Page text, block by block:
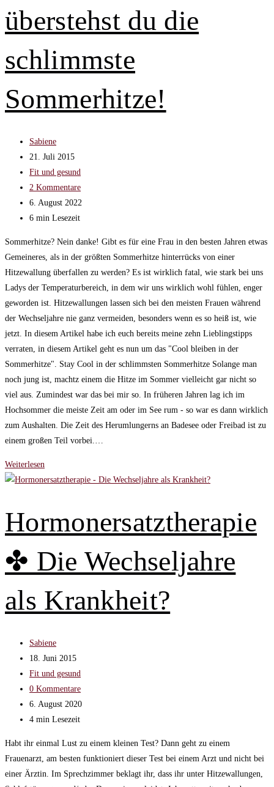
Beschwerden
in
Wechseljahren?
überstehst du die
schlimmste
Sommerhitze!
Beitrags-
Autor:
Sabiene
Beitrag
veröffentlicht:
21. Juli 2015
Beitrags-
Kategorie:
Fit und gesund
Beitrags-
Kommentare:
2 Kommentare
Beitrag
zuletzt
6. August 2022
Lesedauer:
6 min Lesezeit
Sommerhitze? Nein danke! Gibt es für eine Frau in den besten Jahren etwas
Gemeineres, als in der größten Sommerhitze hinterrücks von einer
Hitzewallung überfallen zu werden? Es ist wirklich fatal, wie stark bei uns
Ladys der Temperaturbereich, in dem wir uns wirklich wohl fühlen, enger
geworden ist. Hitzewallungen lassen sich bei den meisten Frauen während
der Wechseljahre nie ganz vermeiden, besonders wenn es so heiß ist, wie
jetzt. In diesem Artikel habe ich euch bereits meine zehn Lieblingstipps
verraten, in diesem Artikel geht es nun um das "Cool bleiben in der
Sommerhitze". Stay Cool in der schlimmsten Sommerhitze Solange man
noch jung ist, machtz einem die Hitze im Sommer vielleicht gar nicht so
viel aus. Zumindest war das bei mir so. In früheren Jahren lag ich im
Hochsommer die meiste Zeit am oder im See rum - so war es dann wirklich
zum Aushalten. Die Zeit des Herumlungerns an Badesee oder Freibad ist zu
einem großen Teil vorbei.…
Weiterlesen
Cool!
überstehst
die
schlimmste
Hormonersatztherapie
✤ Die Wechseljahre
als Krankheit?
Beitrags-
Autor:
Sabiene
Beitrag
veröffentlicht:
18. Juni 2015
Beitrags-
Kategorie:
Fit und gesund
Beitrags-
Kommentare:
0 Kommentare
Beitrag
zuletzt
am:
6. August 2020
Lesedauer:
4 min Lesezeit
Habt ihr einmal Lust zu einem kleinen Test? Dann geht zu einem
Frauenarzt, am besten funktioniert dieser Test bei einem Arzt und nicht bei
einer Ärztin. Im Sprechzimmer beklagt ihr, dass ihr unter Hitzewallungen,